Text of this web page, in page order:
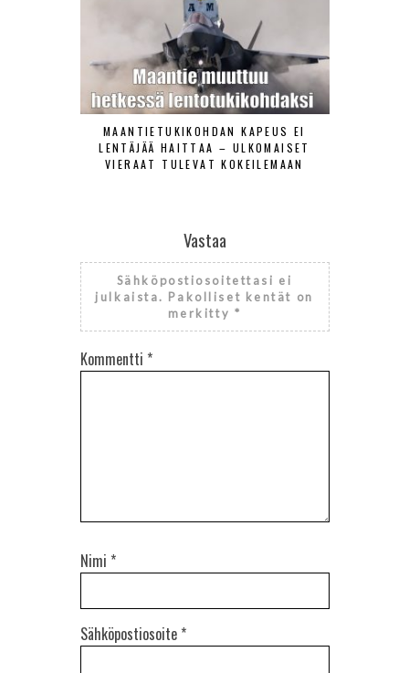
MAANTIETUKIKOHDAN KAPEUS EI
LENTÄJÄÄ HAITTAA – ULKOMAISET
VIERAAT TULEVAT KOKEILEMAAN
Vastaa
Sähköpostiosoitettasi ei
julkaista. Pakolliset kentät on
merkitty *
Kommentti *
Nimi *
Sähköpostiosoite *